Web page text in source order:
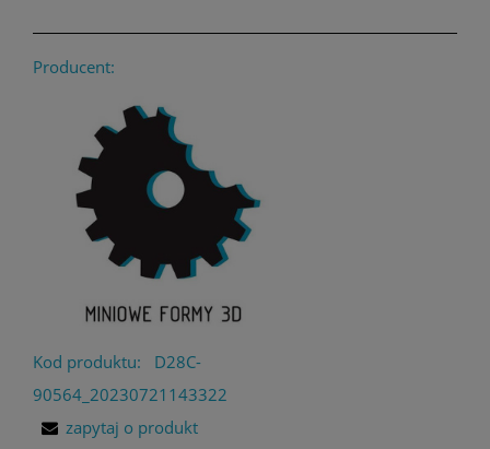
Producent:
Kod produktu:
D28C-
90564_20230721143322
zapytaj o produkt